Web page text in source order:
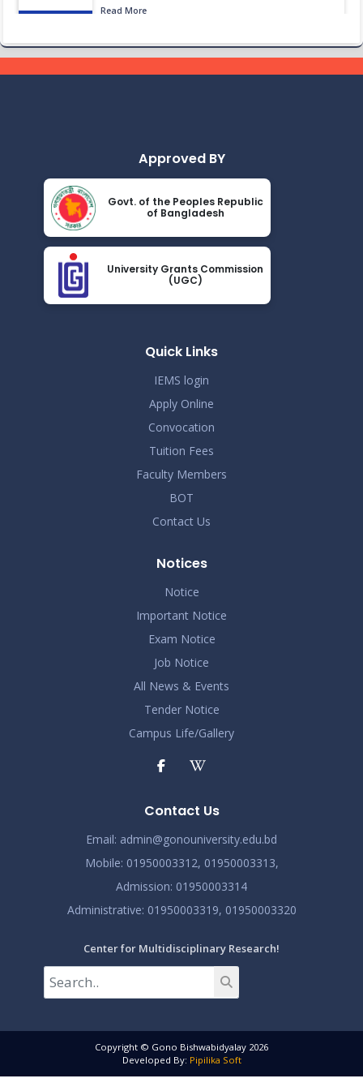
2026
Read More
ভেটেরিনারি এন্ড এনিমেল সায়েন্সেস অনুষদের ২২তম ব্যাচের প্রাথমিকভাবে
নির্বাচিত প্রার্থীদের তালিকা।
Read More
Jun 14
2026
জানুয়ারি-জুন, ২০২৬ টার্মের সেমিস্টার ফাইনাল পরীক্ষার সংশোধিত
বিজ্ঞপ্তি
May 23
2026
সংশোধিতঃ জানুয়ারি-জুন, ২০২৬ টার্মের সেমিস্টার পরীক্ষার সময়সূচী
Read More
Approved BY
Govt. of the Peoples Republic
of Bangladesh
University Grants Commission
(UGC)
Quick Links
IEMS login
Apply Online
Convocation
Tuition Fees
Faculty Members
BOT
Contact Us
Notices
Notice
Important Notice
Exam Notice
Job Notice
All News & Events
Tender Notice
Campus Life/Gallery
Contact Us
Email: admin@gonouniversity.edu.bd
Mobile: 01950003312, 01950003313,
Admission: 01950003314
Administrative: 01950003319, 01950003320
Center for Multidisciplinary Research!
Copyright © Gono Bishwabidyalay 2026
Developed By: Pipilika Soft